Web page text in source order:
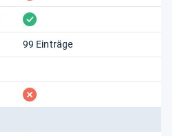
vorhanden
99 Einträge
fehlt